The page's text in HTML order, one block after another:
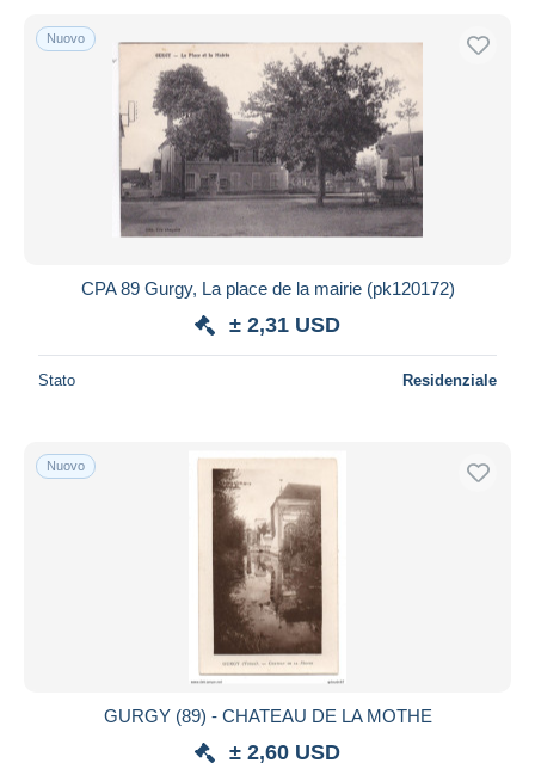
Nuovo
CPA 89 Gurgy, La place de la mairie (pk120172)
± 2,31 USD
Stato Residenziale
Nuovo
GURGY (89) - CHATEAU DE LA MOTHE
± 2,60 USD